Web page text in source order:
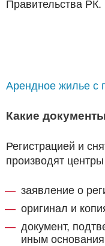
Правительства РК.
Арендное жилье с
Какие
Регистрацией и
производят
заявление о
оригинал и
документ,
иным